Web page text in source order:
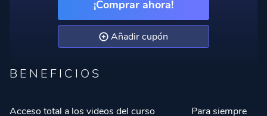
¡Comprar ahora!
Añadir cupón
BENEFICIOS
Acceso total a los videos del curso Para siempre